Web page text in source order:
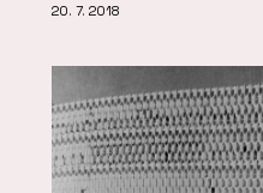
20. 7. 2018